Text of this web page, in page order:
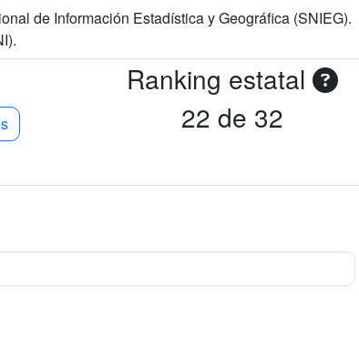
de Información Estadística y Geográfica (SNIEG).
Ranking estatal
22 de 32